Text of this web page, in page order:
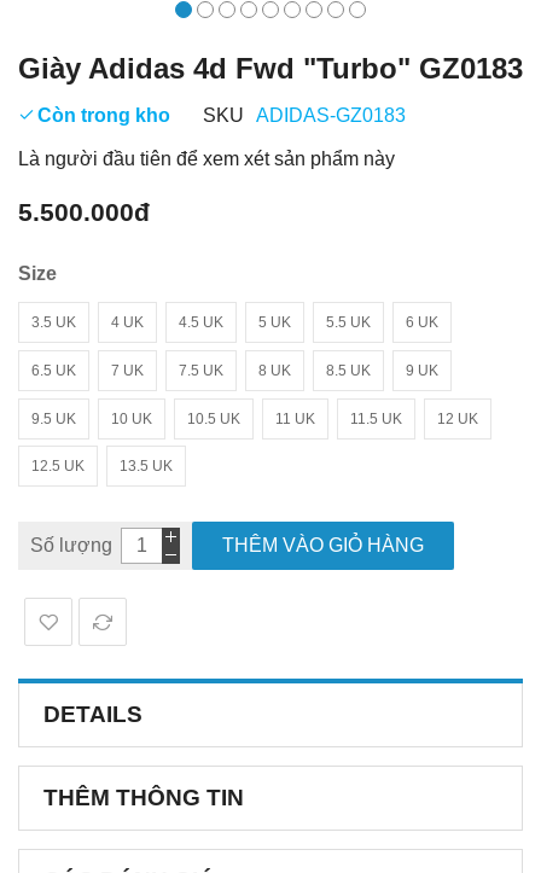
Giày Adidas 4d Fwd "Turbo" GZ0183
Còn trong kho SKU ADIDAS-GZ0183
Là người đầu tiên để xem xét sản phẩm này
5.500.000đ
Size
3.5 UK 4 UK 4.5 UK 5 UK 5.5 UK 6 UK
6.5 UK 7 UK 7.5 UK 8 UK 8.5 UK 9 UK
9.5 UK 10 UK 10.5 UK 11 UK 11.5 UK 12 UK
12.5 UK 13.5 UK
Số lượng THÊM VÀO GIỎ HÀNG
DETAILS
THÊM THÔNG TIN